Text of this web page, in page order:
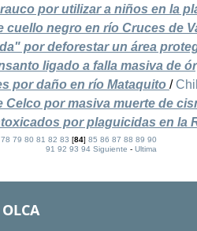
por utilizar a niños en la
cuello negro en río Cruces de
por deforestar un área
ligado a falla masiva de
por daño en río Mataquito /
Celco por masiva muerte de
por plaguicidas en la
78 79 80 81 82 83 [84]85 86 87 88 89 90
91 92 93 94 Siguiente -Ultima
OLCA